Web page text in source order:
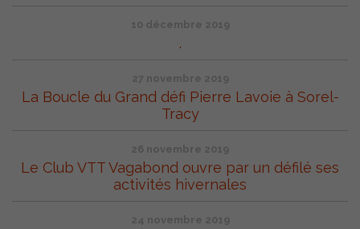
10 décembre 2019
.
27 novembre 2019
La Boucle du Grand défi Pierre Lavoie à Sorel-
Tracy
26 novembre 2019
Le Club VTT Vagabond ouvre par un défilé ses
activités hivernales
24 novembre 2019